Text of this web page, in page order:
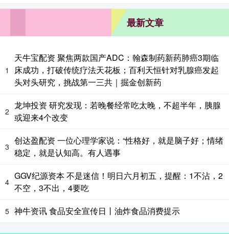
最新文章
1
天牛宝配资 聚焦两款国产ADC：翰森制药新药肺癌3期临
床成功，打破传统疗法天花板；百利天恒针对乳腺癌发起
头对头研究，挑战第一三共｜掘金创新药
2
龙坤投资 研究发现：若晚餐经常吃太晚，不超半年，胰腺
或迎来4个改变
3
创达盈配资 一位心理学家说：“性格好，就是脑子好；情绪
稳定，就是认知高。有人遇事
4
GGV纪源资本 不是迷信！明日六月初五，提醒：1不沾，2
不空，3不出，4要吃
5 神牛资讯 食品安全宣传日丨油炸食品消费提示